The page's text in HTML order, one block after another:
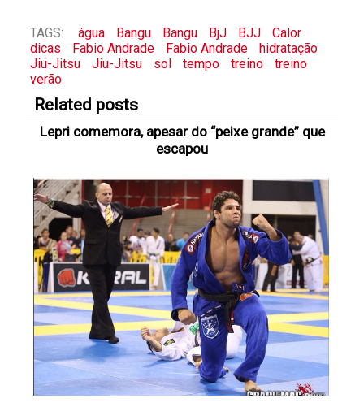
TAGS: água Bangu Bangu BjJ BJJ
Calor
dicas
Fabio Andrade Fabio Andrade
hidratação
Jiu-Jitsu
Jiu-Jitsu sol tempo treino
treino
verão
Related posts
Lepri comemora, apesar do “peixe grande” que
escapou